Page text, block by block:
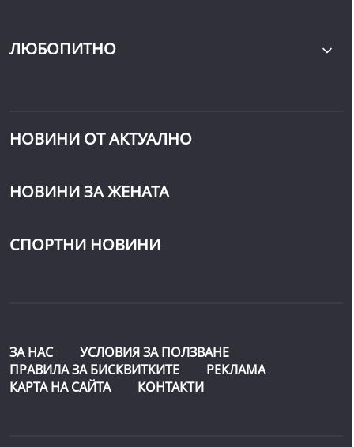
ЛЮБОПИТНО
НОВИНИ ОТ АКТУАЛНО
НОВИНИ ЗА ЖЕНАТА
СПОРТНИ НОВИНИ
ЗА НАС
УСЛОВИЯ ЗА ПОЛЗВАНЕ
ПРАВИЛА ЗА БИСКВИТКИТЕ
РЕКЛАМА
КАРТА НА САЙТА
КОНТАКТИ